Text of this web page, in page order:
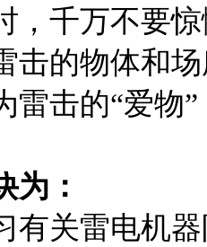
，千万不要
击的物体和
雷击的“爱物
为：
有关雷电机